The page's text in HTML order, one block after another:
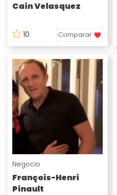
Cain Velasquez
10 Comparar
Negocio
François-Henri
Pinault